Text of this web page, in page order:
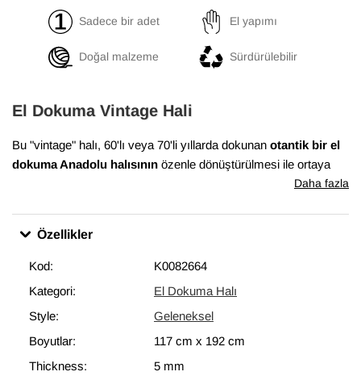
Sadece bir adet El yapımı
Doğal malzeme Sürdürülebilir
El Dokuma Vintage Hali
Bu "vintage" halı, 60'lı veya 70'li yıllarda dokunan otantik bir el
dokuma Anadolu halısının özenle dönüştürülmesi ile ortaya
çıkmıştır. Bu dönüşüm süreci, Anadolu'nun birçok yöresinde
düşürmek için el makineleri ile traşlanan halıların gerekli
bakımları yapılarak satışa sunulur. Bu muhteşem dönüşüm,
ortaya çıkartır.
117 cm x 192 cm
ölçülerinde olan bu halı, pamuktan üzerine yün
ile dokunmuştur.
Daha fazla
Özellikler
Kod:
K0082664
Kategori:
El Dokuma Halı
Style:
Geleneksel
Boyutlar:
117 cm x 192 cm
Thickness:
5 mm